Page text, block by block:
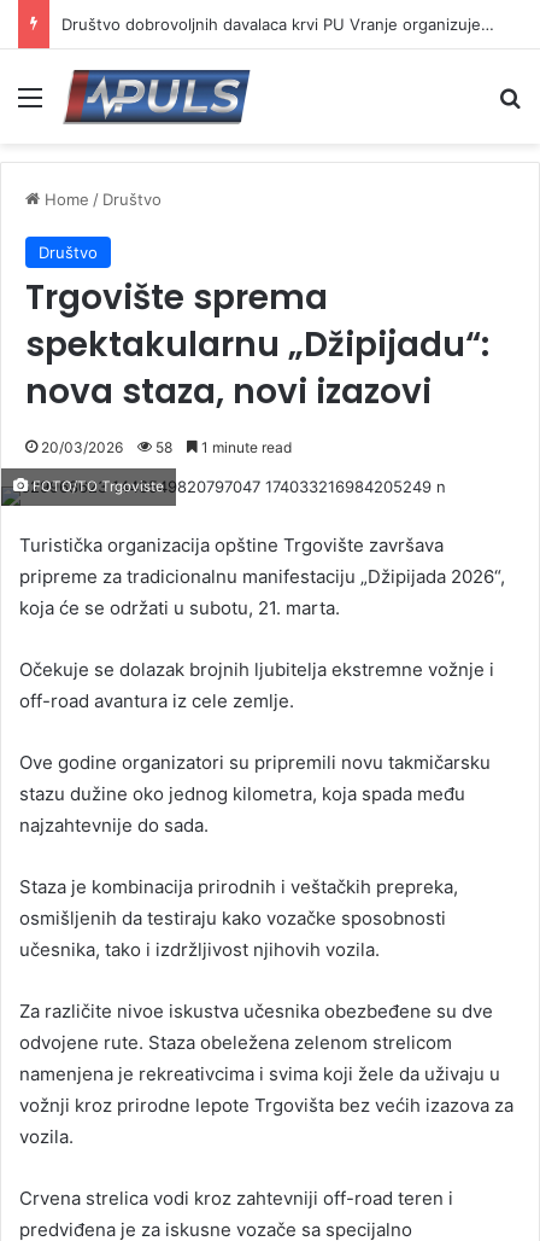
Društvo dobrovoljnih davalaca krvi PU Vranje organizuje akciju na Besnoj kobili
Menu
Home / Društvo
Društvo
Trgovište sprema
spektakularnu „Džipijadu“:
nova staza, novi izazovi
20/03/2026 58 1 minute read
FOTO/TO Trgoviste
Turistička organizacija opštine Trgovište završava
pripreme za tradicionalnu manifestaciju „Džipijada 2026“,
koja će se održati u subotu, 21. marta.
Očekuje se dolazak brojnih ljubitelja ekstremne vožnje i
off-road avantura iz cele zemlje.
Ove godine organizatori su pripremili novu takmičarsku
stazu dužine oko jednog kilometra, koja spada među
najzahtevnije do sada.
Staza je kombinacija prirodnih i veštačkih prepreka,
osmišljenih da testiraju kako vozačke sposobnosti
učesnika, tako i izdržljivost njihovih vozila.
Za različite nivoe iskustva učesnika obezbeđene su dve
odvojene rute. Staza obeležena zelenom strelicom
namenjena je rekreativcima i svima koji žele da uživaju u
vožnji kroz prirodne lepote Trgovišta bez većih izazova za
vozila.
Crvena strelica vodi kroz zahtevniji off-road teren i
predviđena je za iskusne vozače sa specijalno